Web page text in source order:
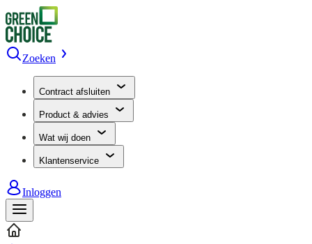
Zoeken
Contract afsluiten
Product & advies
Wat wij doen
Klantenservice
Inloggen